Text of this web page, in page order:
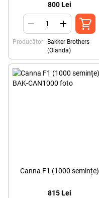
800 Lei
Producător
Bakker Brothers
(Olanda)
Canna F1 (1000 semințe)
815 Lei